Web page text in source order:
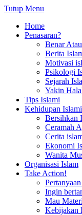
Tutup Menu
Home
Penasaran?
Benar
Berita
Motivasi
Psikologi
Sejarah
Yakin
Tips Islami
Kehidupan Islami
Bersihkan
Ceramah
Cerita
Ekonomi
Wanita
Organisasi Islam
Take Action!
Ingin
Mau
Kebijakan